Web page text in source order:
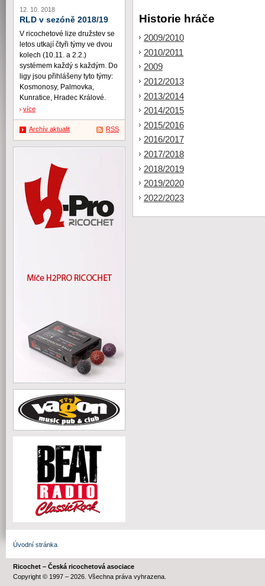
Historie hráče
2009/2010
2010/2011
2009
2012/2013
2013/2014
2014/2015
2015/2016
2016/2017
2017/2018
2018/2019
2019/2020
2022/2023
12. 10. 2018
RLD v sezóně 2018/19
V ricochetové lize družstev se
letos utkají čtyři týmy ve dvou
kolech (10.11. a 2.2.)
systémem každý s každým. Do
ligy jsou přihlášeny tyto týmy:
Kosmonosy, Palmovka,
Kunratice, Hradec Králové.
více
Archív aktualit RSS
Úvodní stránka
Ricochet – Česká ricochetová asociace
Copyright © 1997 – 2026. Všechna práva vyhrazena.